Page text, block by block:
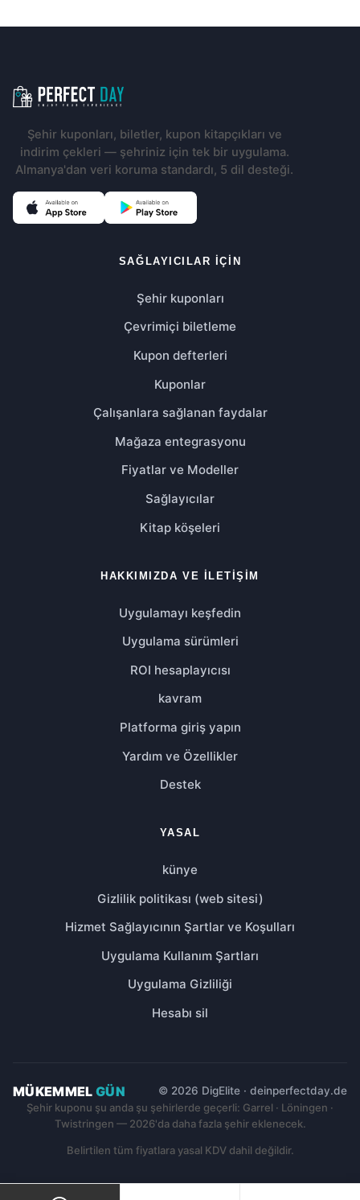
Altbilgi navigasyonu
Şehir kuponları, biletler, kupon kitapçıkları ve
indirim çekleri — şehriniz için tek bir uygulama.
Almanya'dan veri koruma standardı, 5 dil desteği.
SAĞLAYICILAR IÇIN
Şehir kuponları
Çevrimiçi biletleme
Kupon defterleri
Kuponlar
Çalışanlara sağlanan faydalar
Mağaza entegrasyonu
Fiyatlar ve Modeller
Sağlayıcılar
Kitap köşeleri
HAKKIMIZDA VE İLETIŞIM
Uygulamayı keşfedin
Uygulama sürümleri
ROI hesaplayıcısı
kavram
Platforma giriş yapın
Yardım ve Özellikler
Destek
YASAL
künye
Gizlilik politikası (web sitesi)
Hizmet Sağlayıcının Şartlar ve Koşulları
Uygulama Kullanım Şartları
Uygulama Gizliliği
Hesabı sil
MÜKEMMEL GÜN
© 2026 DigElite · deinperfectday.de
Şehir kuponu şu anda şu şehirlerde geçerli: Garrel · Löningen ·
Twistringen — 2026'da daha fazla şehir eklenecek.
Belirtilen tüm fiyatlara yasal KDV dahil değildir.